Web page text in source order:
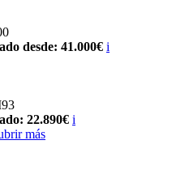
desde: 41.000€ i
22.890€ i
más